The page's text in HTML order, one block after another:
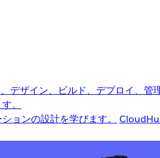
デザイン、ビルド、デプロイ、管
。
ョンの設計を学びます。